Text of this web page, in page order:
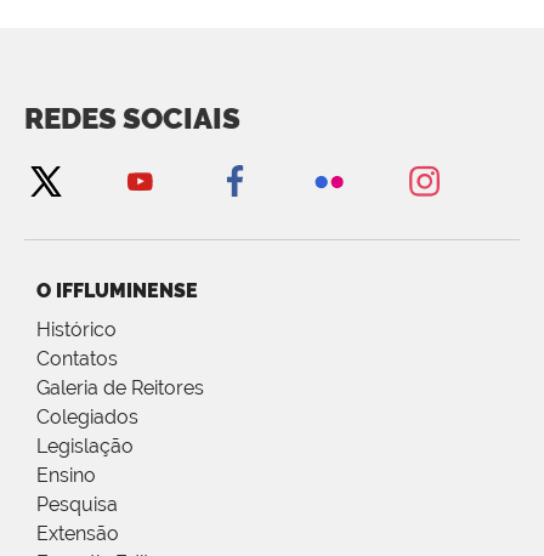
REDES SOCIAIS
O IFFLUMINENSE
Histórico
Contatos
Galeria de Reitores
Colegiados
Legislação
Ensino
Pesquisa
Extensão